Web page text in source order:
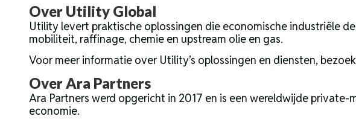
Over Utility Global
Utility levert praktische oplossingen die economische industriële
mobiliteit, raffinage, chemie en upstream olie en gas.
Voor meer informatie over Utility’s oplossingen en diensten,
Over Ara Partners
Ara Partners werd opgericht in 2017 en is een wereldwijde
economie.